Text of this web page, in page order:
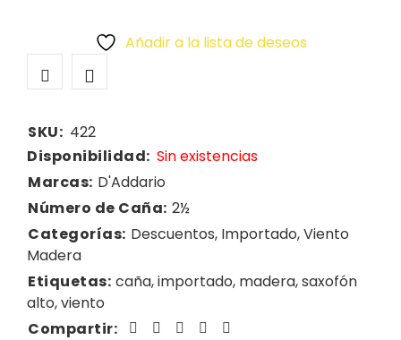
Añadir a la lista de deseos
SKU: 422
Disponibilidad: Sin existencias
Marcas: D'Addario
Número de Caña: 2½
Categorías: Descuentos, Importado,Viento
Madera
Etiquetas: caña,importado, madera,saxofón
alto,viento
Compartir: